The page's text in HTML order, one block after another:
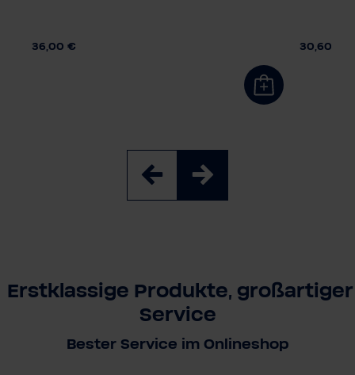
36,00 € 30,60 €
Erstklassige Produkte, großartiger
Service
Bester Service im Onlineshop